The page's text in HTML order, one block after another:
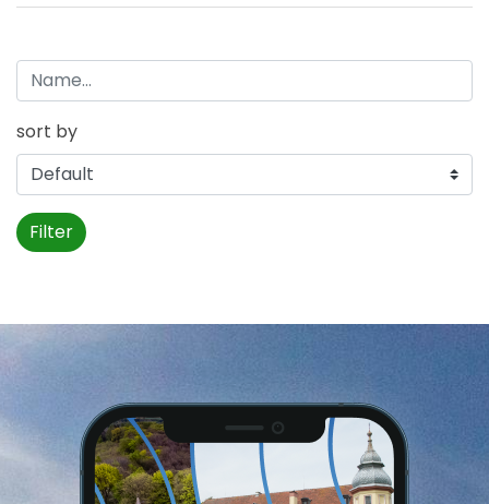
sort by
Filter